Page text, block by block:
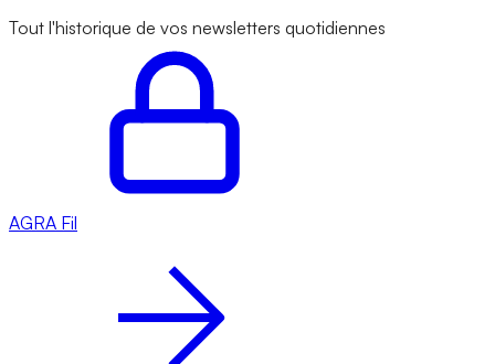
Tout l'historique de vos newsletters quotidiennes
AGRA Fil